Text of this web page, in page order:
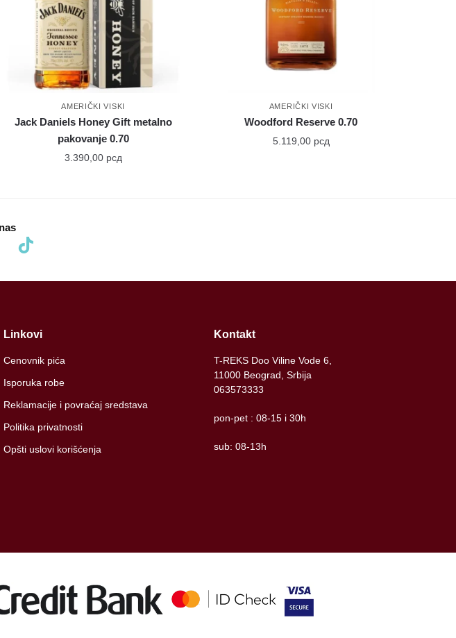
AMERIČKI VISKI
Jack Daniels Honey Gift metalno
pakovanje 0.70
3.390,00 рсд
AMERIČKI VISKI
Woodford Reserve 0.70
5.119,00 рсд
tiktok
Linkovi
Cenovnik pića
Isporuka robe
Reklamacije i povraćaj sredstava
Politika privatnosti
Opšti uslovi korišćenja
Kontakt
T-REKS Doo Viline Vode 6,
11000 Beograd, Srbija
063573333
pon-pet : 08-15 i 30h
sub: 08-13h